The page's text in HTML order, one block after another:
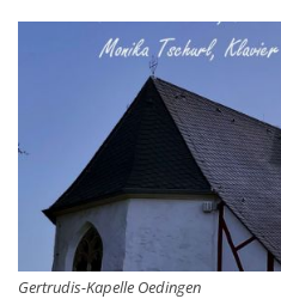
Gertrudis-Kapelle Oedingen